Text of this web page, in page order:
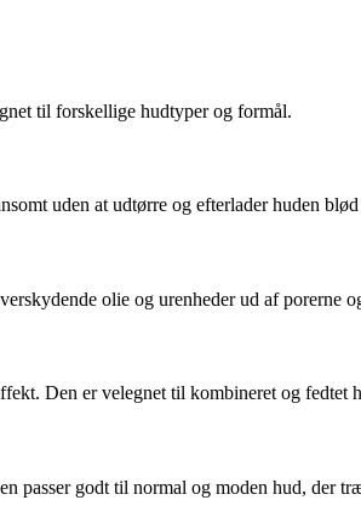
til forskellige hudtyper og formål.
uden at udtørre og efterlader huden
olie og urenheder ud af porerne
Den er velegnet til kombineret og fedtet
passer godt til normal og moden hud, der